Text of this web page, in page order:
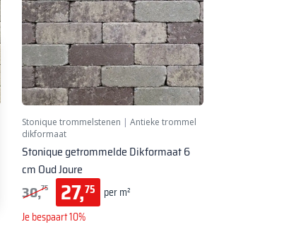
Stonique trommelstenen | Antieke trommel
dikformaat
Stonique getrommelde Dikformaat 6
cm Oud Joure
30,75 27,75
per m²
Je bespaart 10%